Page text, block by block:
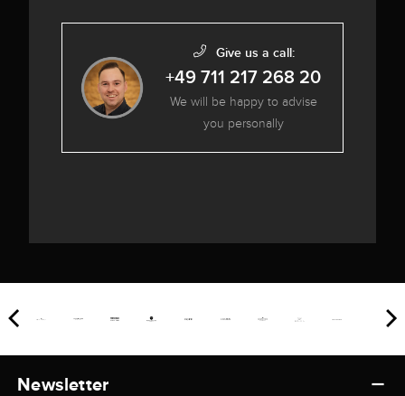
Give us a call:
+49 711 217 268 20
We will be happy to advise
you personally
Newsletter